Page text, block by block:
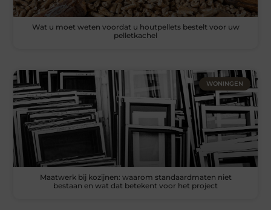
Wat u moet weten voordat u houtpellets bestelt voor uw
pelletkachel
WONINGEN
Maatwerk bij kozijnen: waarom standaardmaten niet
bestaan en wat dat betekent voor het project